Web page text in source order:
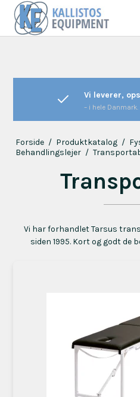
Vi leverer,
– i hele Danmark.
Forside / Produktkatalog /
Behandlingslejer /
Vi har forhandlet Tarsus
siden 1995. Kort og godt de